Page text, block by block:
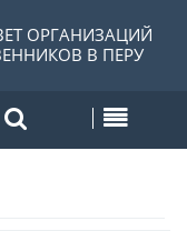
ОРГАНИЗАЦИЙ
В ПЕРУ